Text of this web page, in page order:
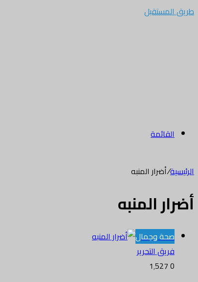
طريق المستقبل
القائمة
الرئيسية/أضرار المنبه
أضرار المنبه
صحة وجمال
فريق التحرير
0